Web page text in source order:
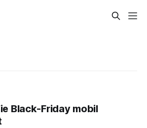
Black-Friday mobil